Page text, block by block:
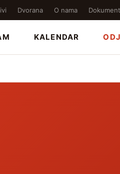
Dvorana O nama
KALENDAR